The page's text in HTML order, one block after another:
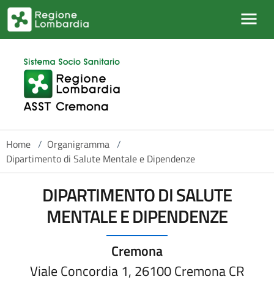
Salta al contenuto principale
Home / Organigramma /
Dipartimento di Salute Mentale e Dipendenze
DIPARTIMENTO DI SALUTE
MENTALE E DIPENDENZE
Cremona
Viale Concordia 1, 26100 Cremona CR